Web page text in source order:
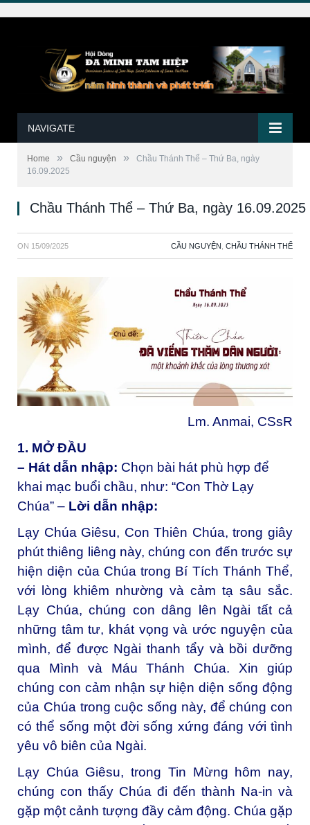
NAVIGATE
Home » Cầu nguyện »
Chầu Thánh Thể – Thứ Ba, ngày
16.09.2025
Chầu Thánh Thể – Thứ Ba, ngày 16.09.2025
ON 15/09/2025 CẦU NGUYỆN CHẦU THÁNH THỂ
Lm. Anmai, CSsR
1. MỞ ĐẦU
– Hát dẫn nhập: Chọn bài hát phù hợp để
khai mạc buổi chầu, như: “Con Thờ Lạy
Chúa” – Lời dẫn nhập:
Lạy Chúa Giêsu, Con Thiên Chúa, trong giây
phút thiêng liêng này, chúng con đến trước sự
hiện diện của Chúa trong Bí Tích Thánh Thể,
với lòng khiêm nhường và cảm tạ sâu sắc.
Lạy Chúa, chúng con dâng lên Ngài tất cả
những tâm tư, khát vọng và ước nguyện của
mình, để được Ngài thanh tẩy và bồi dưỡng
qua Mình và Máu Thánh Chúa. Xin giúp
chúng con cảm nhận sự hiện diện sống động
của Chúa trong cuộc sống này, để chúng con
có thể sống một đời sống xứng đáng với tình
yêu vô biên của Ngài.
Lạy Chúa Giêsu, trong Tin Mừng hôm nay,
chúng con thấy Chúa đi đến thành Na-in và
gặp một cảnh tượng đầy cảm động. Chúa gặp